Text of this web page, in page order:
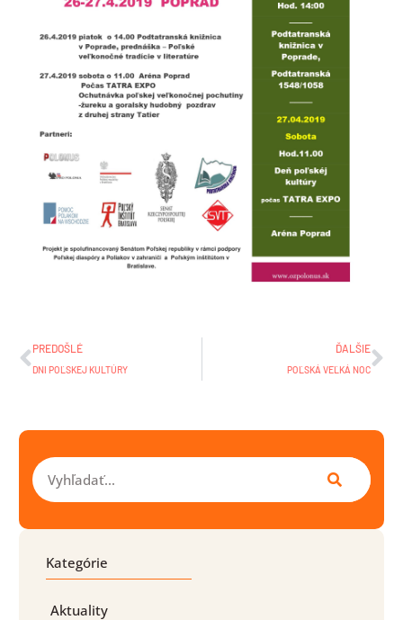
PREDOŠLÉ
DNI POĽSKEJ KULTÚRY
ĎALŠIE
POĽSKÁ VEĽKÁ NOC
Vyhľadať
Kategórie
Aktuality